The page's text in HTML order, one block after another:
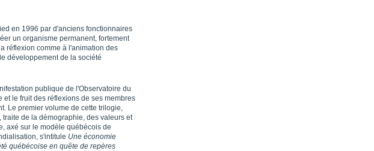
en 1996 par d'anciens fonctionnaires
un organisme permanent, fortement
réflexion comme à l'animation des
développement de la société
publique de l'Observatoire du
le fruit des réflexions de ses membres
Le premier volume de cette trilogie,
, traite de la démographie, des valeurs et
axé sur le modèle québécois de
s'intitule Une économie
québécoise en quête de repères